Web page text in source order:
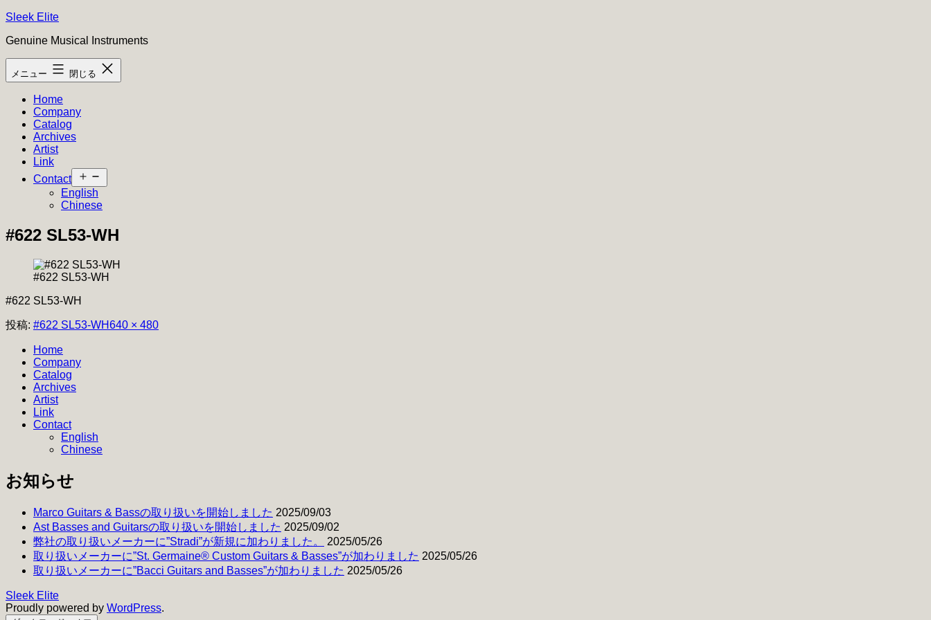
コ
テ
ン
ツ
Sleek Elite
Genuine Musical Instruments
メニュー 閉じる
Home
Company
Catalog
Archives
Artist
Link
Contact
ニ
ー
開
English
Chinese
#622 SL53-WH
#622 SL53-WH
#622 SL53-WH
投稿: #622 SL53-WHフ
640 × 480
Home
Company
Catalog
Archives
Artist
Link
Contact
English
Chinese
お知らせ
Marco Guitars & Bassの取り扱いを開始しました 2025/09/03
Ast Basses and Guitarsの取り扱いを開始しました 2025/09/02
弊社の取り扱いメーカーに”Stradi”が新規に加わりました。
2025/05/26
取り扱いメーカーに”St. Germaine® Custom Guitars & Basses”が加わりました 2025/05/26
取り扱いメーカーに”Bacci Guitars and Basses”が加わりました 2025/05/26
Sleek Elite
Proudly powered by WordPress.